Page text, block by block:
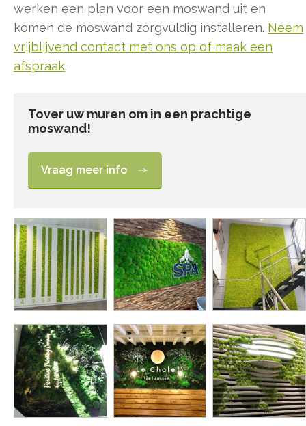
werken een plan voor een moswand uit en
komen de moswand zorgvuldig installeren. Neem
vrijblijvend contact met ons op of maak een
afspraak.
Tover uw muren om in een prachtige
moswand!
Vraag meer info